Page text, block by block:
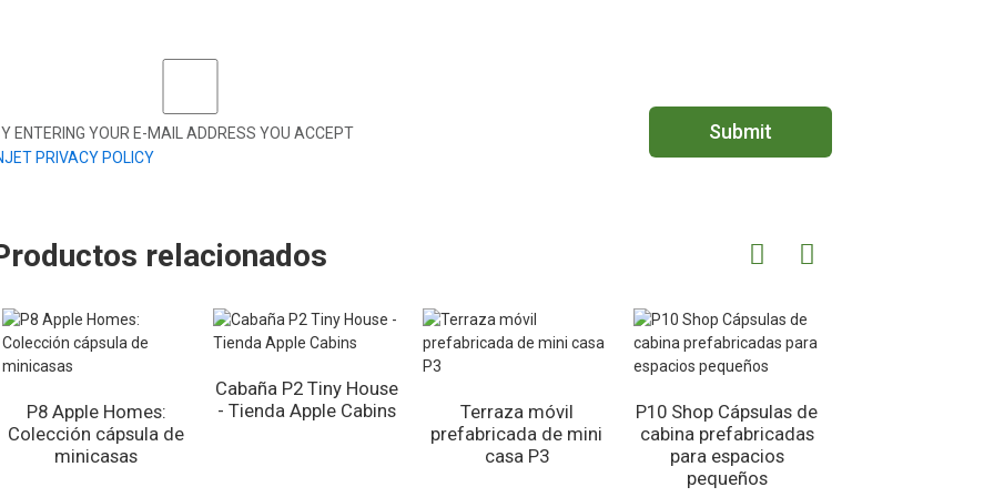
ENTERING YOUR E-MAIL ADDRESS YOU ACCEPT
PRIVACY POLICY
Submit
relacionados
P8 Apple Homes:
Colección cápsula de
minicasas
Cabaña P2 Tiny House
- Tienda Apple Cabins
Terraza móvil
prefabricada de mini
casa P3
P10 Shop Cápsulas de
cabina prefabricadas
para espacios
pequeños